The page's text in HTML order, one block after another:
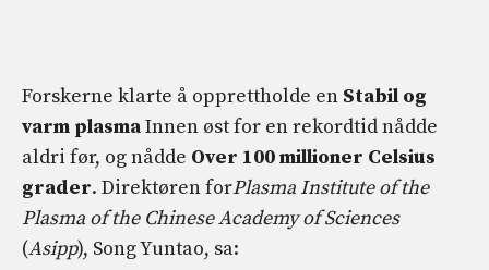
Forskerne klarte å opprettholde en Stabil og
varm plasmaInnen øst for en rekordtid nådde
aldri før, og nådde Over 100 millioner Celsius
grader. Direktøren forPlasma Institute of the
Plasma of the Chinese Academy of Sciences
(Asipp), Song Yuntao, sa: